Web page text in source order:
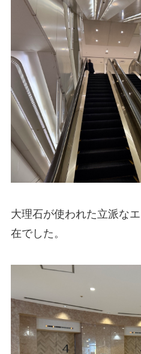
大理石が使われた立派な
在でした。